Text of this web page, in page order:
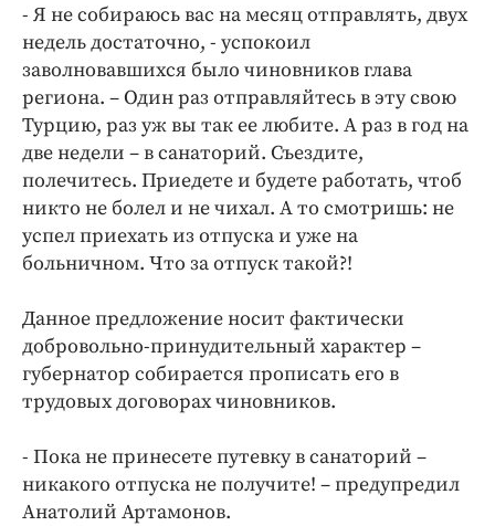
- Я не собираюсь вас на месяц отправлять, двух
недель достаточно, - успокоил
заволновавшихся было чиновников глава
региона. – Один раз отправляйтесь в эту свою
Турцию, раз уж вы так ее любите. А раз в год на
две недели – в санаторий. Съездите,
полечитесь. Приедете и будете работать, чтоб
никто не болел и не чихал. А то смотришь: не
успел приехать из отпуска и уже на
больничном. Что за отпуск такой?!
Данное предложение носит фактически
добровольно-принудительный характер –
губернатор собирается прописать его в
трудовых договорах чиновников.
- Пока не принесете путевку в санаторий –
никакого отпуска не получите! – предупредил
Анатолий Артамонов.